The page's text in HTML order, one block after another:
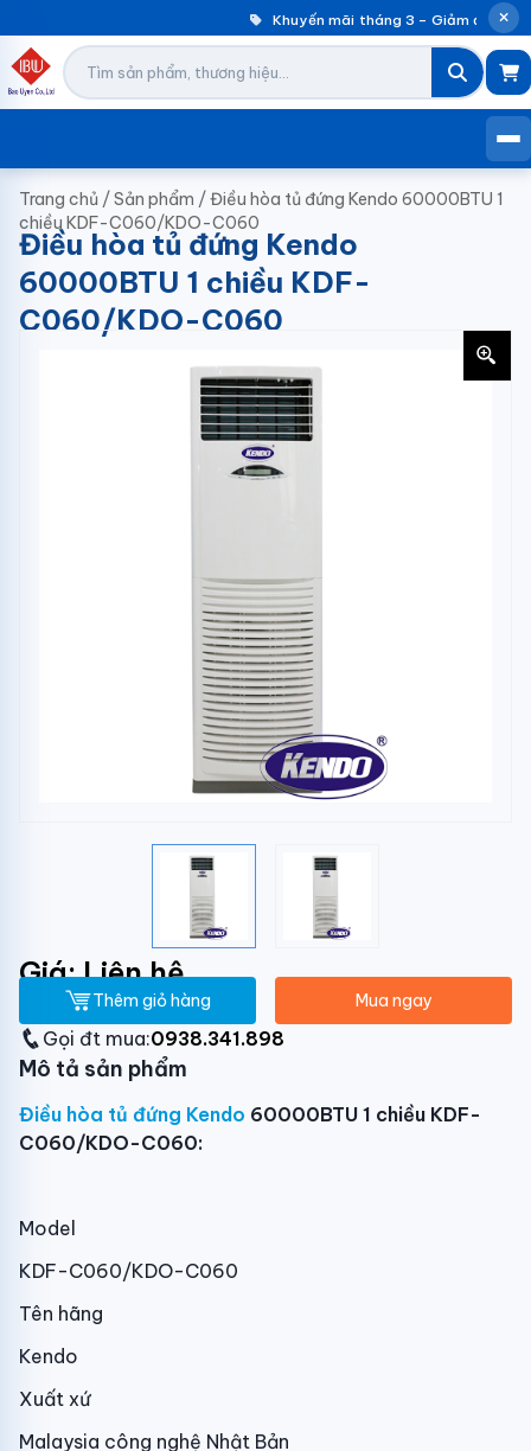
Khuyến mãi tháng 3 – Giảm đến
Trang chủ /Sản phẩm /Điều hòa tủ đứng Kendo 60000BTU 1
chiều KDF-C060/KDO-C060
Điều hòa tủ đứng Kendo
60000BTU 1 chiều KDF-
C060/KDO-C060
Giá: Liên hệ
Thêm giỏ hàng Mua ngay
Gọi đt mua:0938.341.898
Mô tả sản phẩm
Điều hòa tủ đứng Kendo 60000BTU 1 chiều KDF-
C060/KDO-C060:
Model
KDF-C060/KDO-C060
Tên hãng
Kendo
Xuất xứ
Malaysia công nghệ Nhật Bản